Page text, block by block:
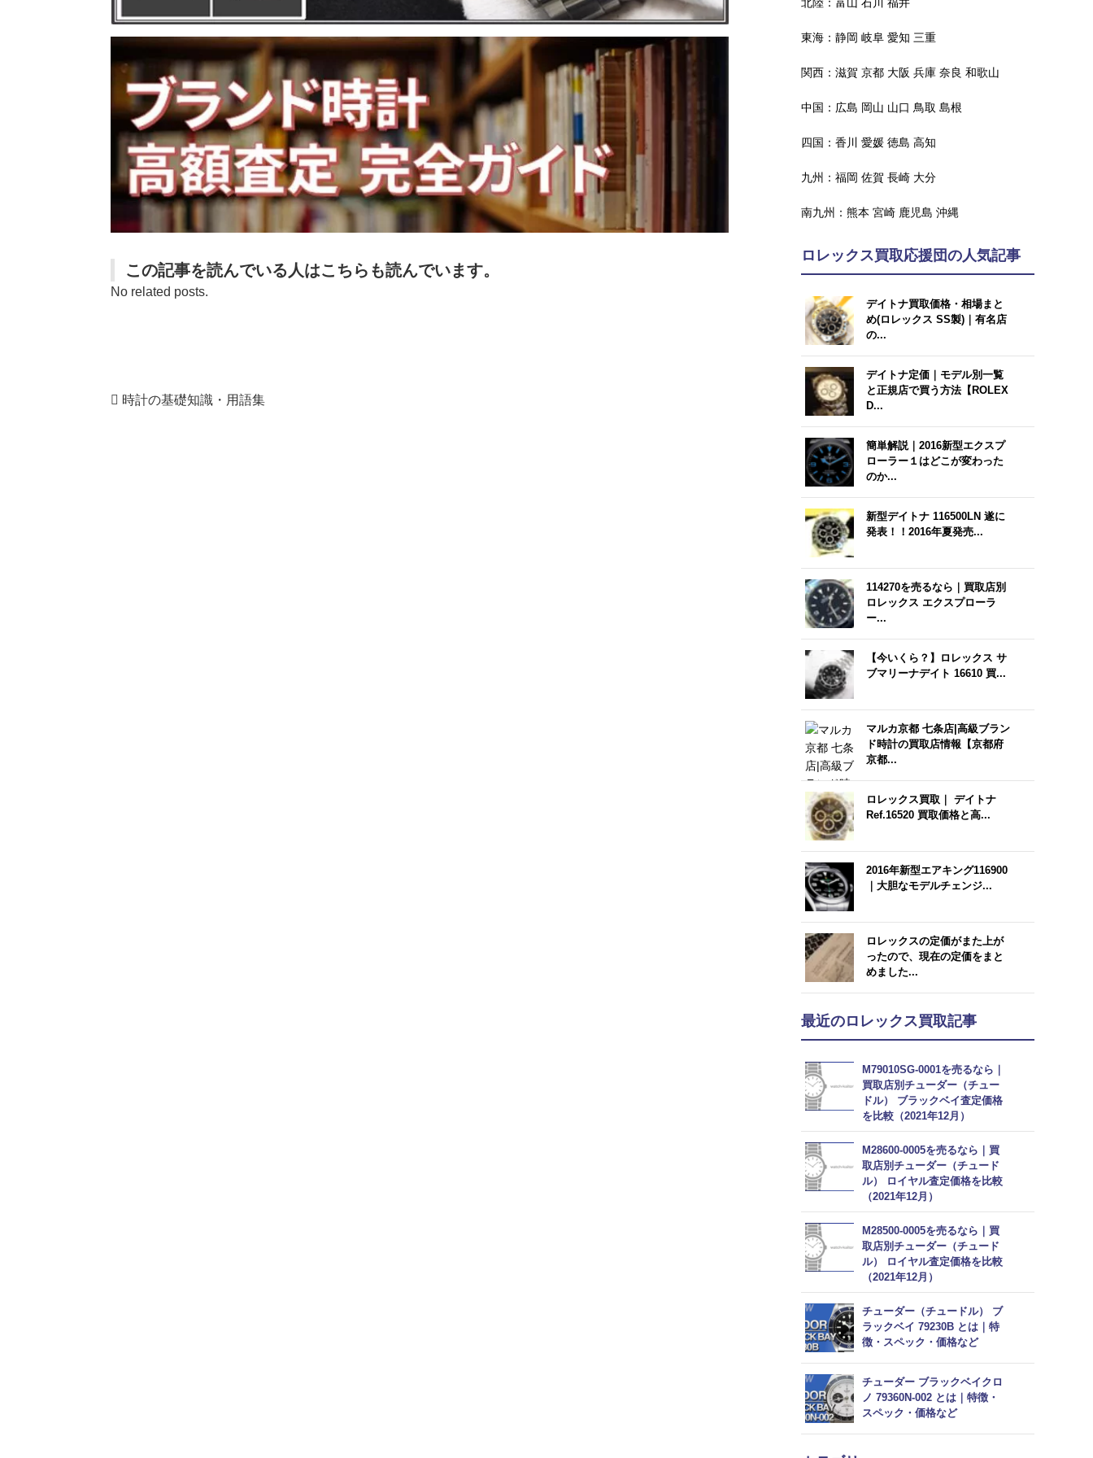
この記事を読んでいる人はこちらも読んでいます。
No related posts.
時計の基礎知識・用語集
北陸： 富山 石川 福井
東海： 静岡 岐阜 愛知 三重
関西： 滋賀 京都 大阪 兵庫 奈良 和歌山
中国： 広島 岡山 山口 鳥取 島根
四国： 香川 愛媛 徳島 高知
九州： 福岡 佐賀 長崎 大分
南九州： 熊本 宮崎 鹿児島 沖縄
ロレックス買取応援団の人気記事
デイトナ買取価格・相場まと
め(ロレックス SS製)｜有名店
の...
デイトナ定価｜モデル別一覧
と正規店で買う方法【ROLEX
D...
簡単解説｜2016新型エクスプ
ローラー１はどこが変わった
のか...
新型デイトナ 116500LN 遂に
発表！！2016年夏発売...
114270を売るなら｜買取店別
ロレックス エクスプローラ
ー...
【今いくら？】ロレックス サ
ブマリーナデイト 16610 買...
マルカ京都 七条店|高級ブラン
ド時計の買取店情報【京都府
京都...
ロレックス買取｜ デイトナ
Ref.16520 買取価格と高...
2016年新型エアキング116900
｜大胆なモデルチェンジ...
ロレックスの定価がまた上が
ったので、現在の定価をまと
めました...
最近のロレックス買取記事
M79010SG-0001を売るなら｜
買取店別チューダー（チュー
ドル） ブラックベイ査定価格
を比較（2021年12月）
M28600-0005を売るなら｜買
取店別チューダー（チュード
ル） ロイヤル査定価格を比較
（2021年12月）
M28500-0005を売るなら｜買
取店別チューダー（チュード
ル） ロイヤル査定価格を比較
（2021年12月）
チューダー（チュードル） ブ
ラックベイ 79230B とは｜特
徴・スペック・価格など
チューダー ブラックベイクロ
ノ 79360N-002 とは｜特徴・
スペック・価格など